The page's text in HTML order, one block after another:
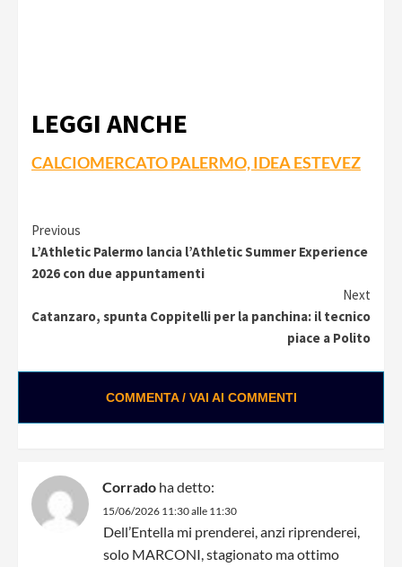
LEGGI ANCHE
CALCIOMERCATO PALERMO, IDEA ESTEVEZ
Continue
Reading
Previous
L’Athletic Palermo lancia l’Athletic Summer Experience
2026 con due appuntamenti
Next
Catanzaro, spunta Coppitelli per la panchina: il tecnico
piace a Polito
COMMENTA / VAI AI COMMENTI
Corrado ha detto:
15/06/2026 11:30 alle 11:30
Dell’Entella mi prenderei, anzi riprenderei,
solo MARCONI, stagionato ma ottimo